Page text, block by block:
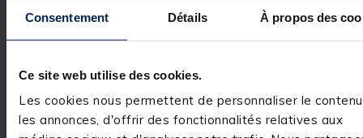
Consentement Détails À propos des
Ce site web utilise des cookies.
Les cookies nous permettent de personnaliser le
les annonces, d'offrir des fonctionnalités relatives aux
Avis des pêcheurs
Très bien
Avis du16/03/2026 , suite